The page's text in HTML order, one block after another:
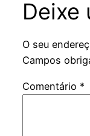
Deixe
O seu
Campos
Comentário *